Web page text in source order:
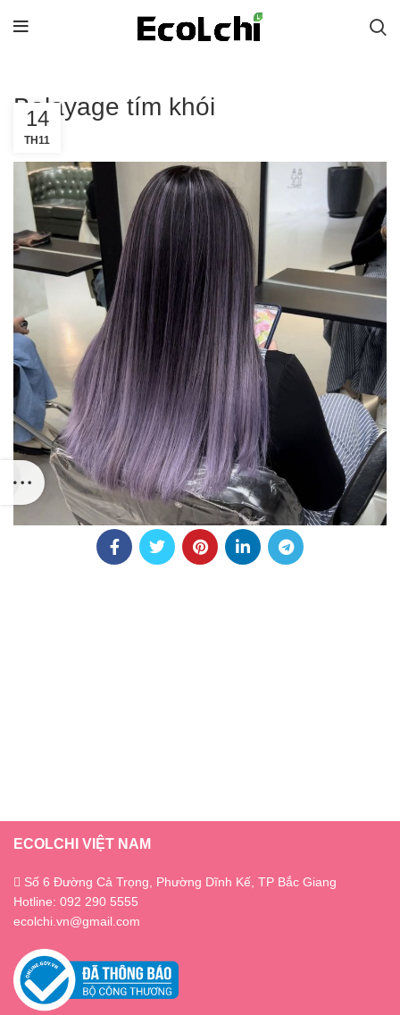
Balayage tím khói
14
TH11
ECOLCHI VIỆT NAM
Số 6 Đường Cả Trọng, Phường Dĩnh Kế, TP Bắc Giang
Hotline: 092 290 5555
ecolchi.vn@gmail.com